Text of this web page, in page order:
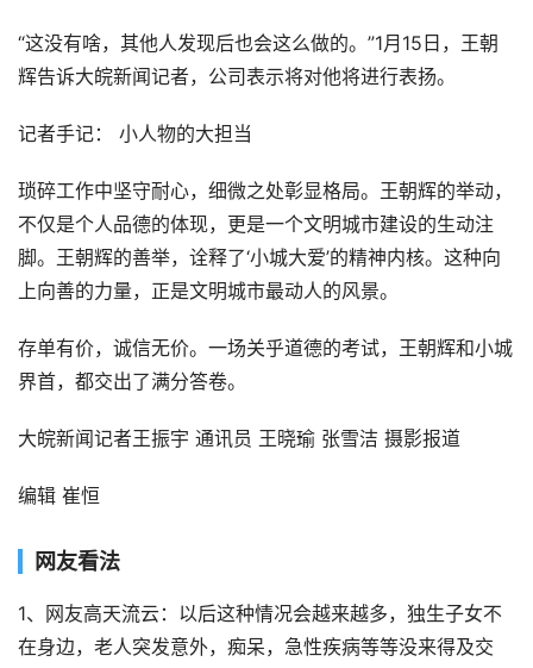
“这没有啥，其他人发现后也会这么做的。”1月15日，王朝
辉告诉大皖新闻记者，公司表示将对他将进行表扬。
记者手记： 小人物的大担当
琐碎工作中坚守耐心，细微之处彰显格局。王朝辉的举动，
不仅是个人品德的体现，更是一个文明城市建设的生动注
脚。王朝辉的善举，诠释了‘小城大爱’的精神内核。这种向
上向善的力量，正是文明城市最动人的风景。
存单有价，诚信无价。一场关乎道德的考试，王朝辉和小城
界首，都交出了满分答卷。
大皖新闻记者王振宇 通讯员 王晓瑜 张雪洁 摄影报道
编辑 崔恒
网友看法
1、网友高天流云：以后这种情况会越来越多，独生子女不
在身边，老人突发意外，痴呆，急性疾病等等没来得及交